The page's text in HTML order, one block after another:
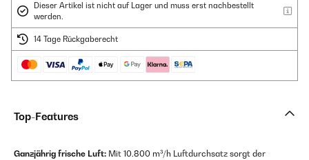
Dieser Artikel ist nicht auf Lager und muss erst nachbestellt
werden.
14 Tage Rückgaberecht
Top-Features
Ganzjährig frische Luft: Mit 10.800 m³/h Luftdurchsatz sorgt der